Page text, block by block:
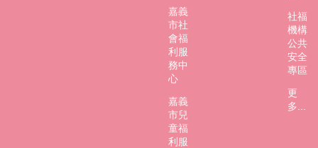
嘉義
市社
會福
利服
務中
心
嘉義
市兒
童福
利服
社福
機構
公共
安全
專區
更
多...